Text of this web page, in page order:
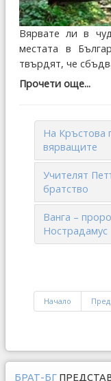
Вярвате ли в
местата в
твърдят, че
Прочети още...
На Кръстова
вярващите
Учителят
братство
Ванга –
Нострадамус
Начало
БРАТ-БГ